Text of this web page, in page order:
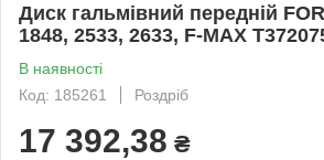
Диск гальмівний передній
1848, 2533, 2633, F-MAX
В наявності
Код: 185261
Роздріб
17 392,38 ₴